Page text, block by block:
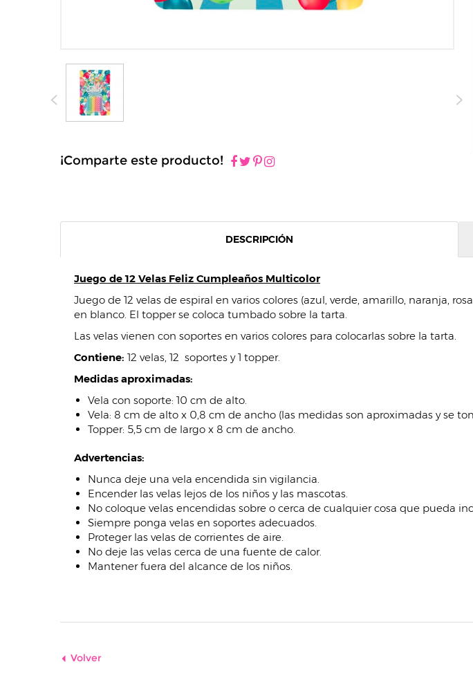
¡Comparte este producto!
DESCRIPCIÓN
Juego de 12 Velas Feliz Cumpleaños Multicolor
Juego de 12 velas de espiral en varios colores (azul, verde, amarillo, naranja,
en blanco. El topper se coloca tumbado sobre la tarta.
Las velas vienen con soportes en varios colores para colocarlas sobre la tarta.
Contiene: 12 velas, 12 soportes y 1 topper.
Medidas aproximadas:
Vela con soporte: 10 cm de alto.
Vela: 8 cm de alto x 0,8 cm de ancho (las medidas son aproximadas y se
Topper: 5,5 cm de largo x 8 cm de ancho.
Advertencias:
Nunca deje una vela encendida sin vigilancia.
Encender las velas lejos de los niños y las mascotas.
No coloque velas encendidas sobre o cerca de cualquier cosa que pueda
Siempre ponga velas en soportes adecuados.
Proteger las velas de corrientes de aire.
No deje las velas cerca de una fuente de calor.
Mantener fuera del alcance de los niños.
Volver